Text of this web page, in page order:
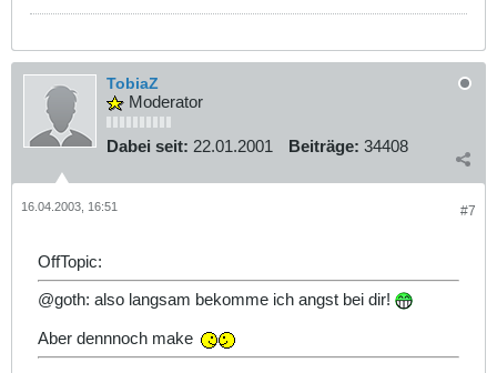
TobiaZ
Moderator
Dabei seit: 22.01.2001 Beiträge: 34408
#7
16.04.2003, 16:51
OffTopic:
@goth: also langsam bekomme ich angst bei dir!
Aber dennnoch make